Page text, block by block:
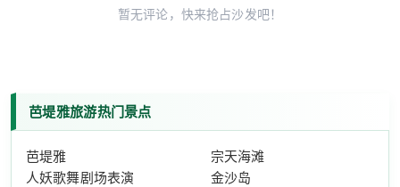
暂无评论，快来抢占沙发吧！
芭堤雅旅游热门景点
芭堤雅
宗天海滩
人妖歌舞剧场表演
金沙岛